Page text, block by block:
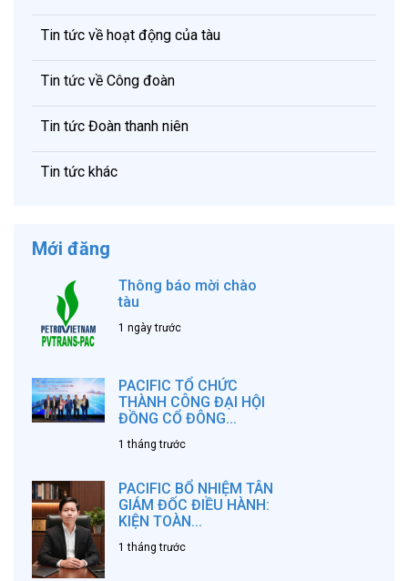
Tin tức về hoạt động của tàu
Tin tức về Công đoàn
Tin tức Đoàn thanh niên
Tin tức khác
Mới đăng
Thông báo mời chào
tàu
1 ngày trước
PACIFIC TỔ CHỨC
THÀNH CÔNG ĐẠI HỘI
ĐỒNG CỔ ĐÔNG...
1 tháng trước
PACIFIC BỔ NHIỆM TÂN
GIÁM ĐỐC ĐIỀU HÀNH:
KIỆN TOÀN...
1 tháng trước